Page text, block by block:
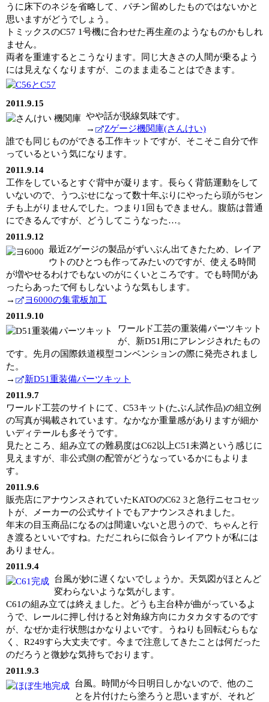
うに床下のネジを省略して、パチン留めしたものではないかと
思いますがどうでしょう。
トミックスのC57 1号機に合わせた再生産のようなものかもしれ
ません。
両者を重連するとこうなります。同じ大きさの人間が乗るよう
には見えなくなりますが、このまま走ることはできます。
2011.9.15
やや話が脱線気味です。
→
Zゲージ機関庫(さんけい)
誰でも同じものができる工作キットですが、そこそこ自分で作
っているという気になります。
2011.9.14
工作をしているとすぐ背中が凝ります。長らく背筋運動をして
いないので、うつぶせになって数十年ぶりにやったら頭が5セン
チも上がりませんでした。つまり1回もできません。腹筋は普通
にできるんですが、どうしてこうなった…。
2011.9.12
最近Zゲージの製品がずいぶん出てきたため、レイア
ウトのひとつも作ってみたいのですが、使える時間
が増やせるわけでもないのがにくいところです。でも時間があ
ったらあったで何もしないような気もします。
→
ヨ6000の集電板加工
2011.9.10
ワールド工芸の重装備パーツキット
が、新D51用にアレンジされたもの
です。先月の国際鉄道模型コンベンションの際に発売されまし
た。
→
新D51重装備パーツキット
2011.9.7
ワールド工芸のサイトにて、C53キット(たぶん試作品)の組立例
の写真が掲載されています。なかなか重量感がありますが細か
いディテールも多そうです。
見たところ、組み立ての難易度はC62以上C51未満という感じに
見えますが、非公式側の配管がどうなっているかにもよりま
す。
2011.9.6
販売店にアナウンスされていたKATOのC62 3と急行ニセコセッ
トが、メーカーの公式サイトでもアナウンスされました。
年末の目玉商品になるのは間違いないと思うので、ちゃんと行
き渡るといいですね。ただこれらに似合うレイアウトが私には
ありません。
2011.9.4
台風が妙に遅くないでしょうか。天気図がほとんど
変わらないような気がします。
C61の組み立ては終えました。どうも主台枠が曲がっているよ
うで、レールに押し付けると対角線方向にカタカタするのです
が、なぜか走行状態はかなりよいです。うねりも回転むらもな
く、R249すら大丈夫です。今まで注意してきたことは何だった
のだろうと微妙な気持ちでおります。
2011.9.3
台風。時間が今日明日しかないので、他のこ
とを片付けたら塗ろうと思いますが、それど